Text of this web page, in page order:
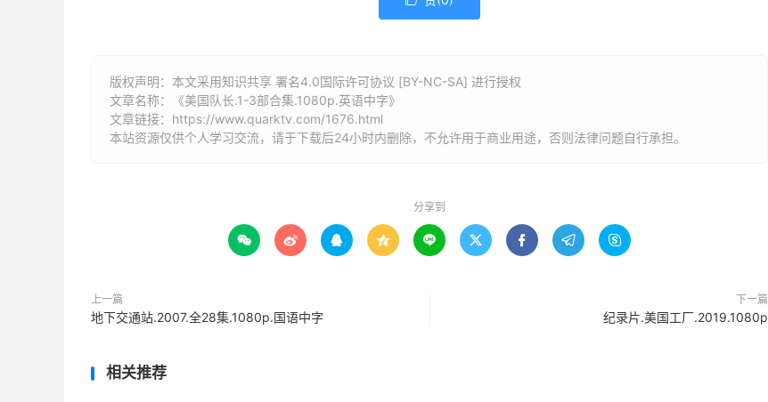
版权声明：本文采用知识共享 署名4.0国际许可协议 [BY-NC-SA] 进行授权
文章名称：《美国队长.1-3部合集.1080p.英语中字》
文章链接： https://www.quarktv.com/1676.html
本站资源仅供个人学习交流，请于下载后24小时内删除，不允许用于商业用途，否则法律问题自行承担。
分享到
        
上一篇
地下交通站.2007.全28集.1080p.国语中字
下一篇
纪录片.美国工厂.2019.1080p
相关推荐